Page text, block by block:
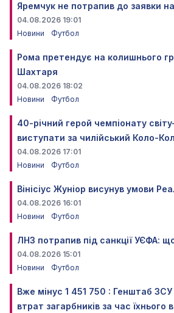
Яремчук не потрапив до заявки на
04.08.2026 19:01
Новини
Футбол
Рома претендує на колишнього
Шахтаря
04.08.2026 18:02
Новини
Футбол
40-річний герой чемпіонату
виступати за чилійський Коло-
04.08.2026 17:01
Новини
Футбол
Вінісіус Жуніор висунув умови
04.08.2026 16:01
Новини
Футбол
ЛНЗ потрапив під санкції УЄФА:
04.08.2026 15:01
Новини
Футбол
Вже мінус 1 451 750 : Генштаб ЗСУ
втрат загарбників за час їхнього